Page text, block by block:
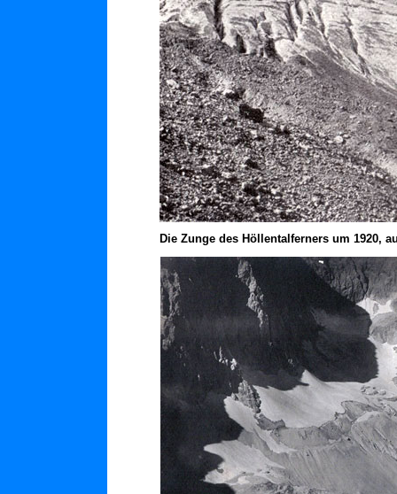
Die Zunge des Höllentalferners um 1920,